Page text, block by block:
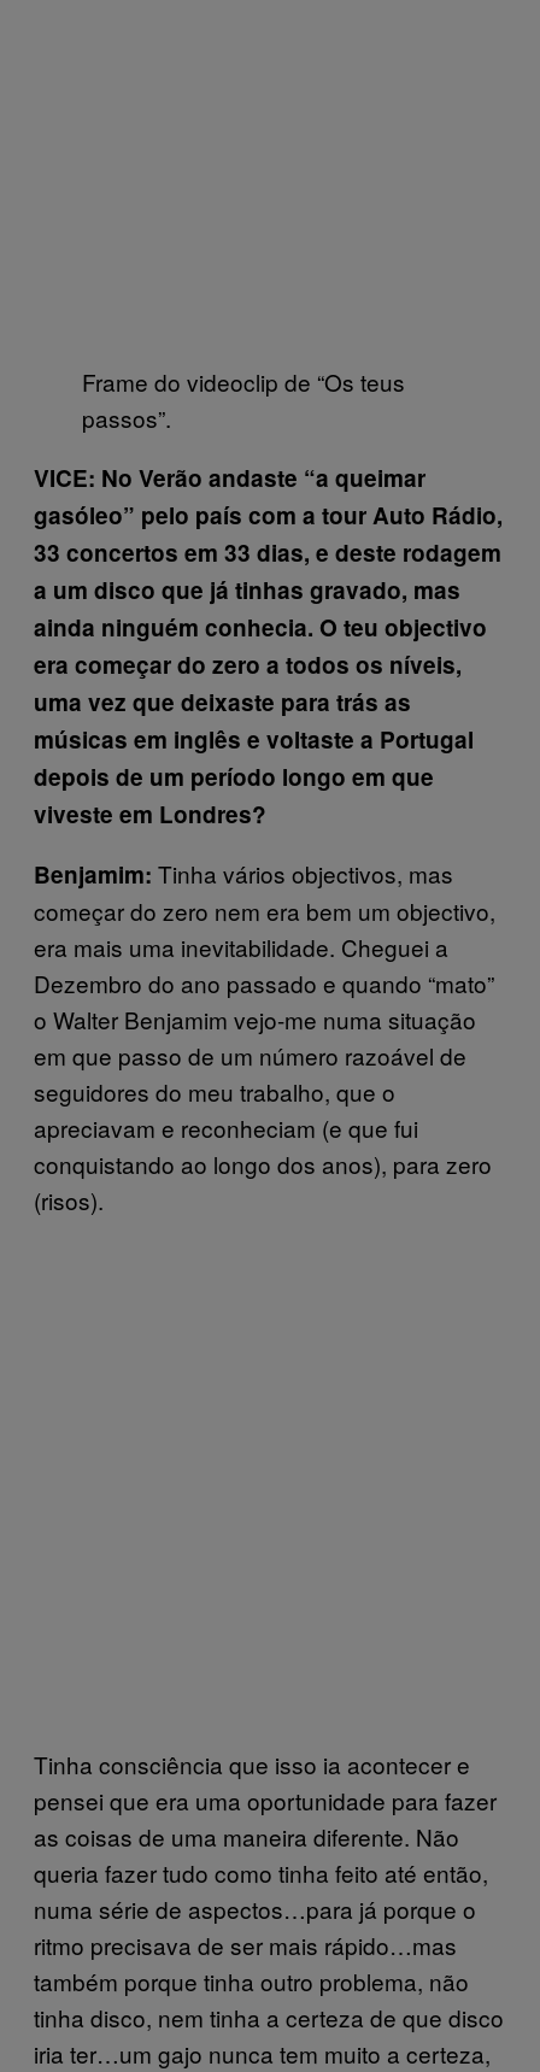
Frame do videoclip de “Os teus
passos”.
VICE: No Verão andaste “a queimar
gasóleo” pelo país com a tour Auto Rádio,
33 concertos em 33 dias, e deste rodagem
a um disco que já tinhas gravado, mas
ainda ninguém conhecia. O teu objectivo
era começar do zero a todos os níveis,
uma vez que deixaste para trás as
músicas em inglês e voltaste a Portugal
depois de um período longo em que
viveste em Londres?
Benjamim: Tinha vários objectivos, mas
começar do zero nem era bem um objectivo,
era mais uma inevitabilidade. Cheguei a
Dezembro do ano passado e quando “mato”
o Walter Benjamim vejo-me numa situação
em que passo de um número razoável de
seguidores do meu trabalho, que o
apreciavam e reconheciam (e que fui
conquistando ao longo dos anos), para zero
(risos).
Tinha consciência que isso ia acontecer e
pensei que era uma oportunidade para fazer
as coisas de uma maneira diferente. Não
queria fazer tudo como tinha feito até então,
numa série de aspectos…para já porque o
ritmo precisava de ser mais rápido…mas
também porque tinha outro problema, não
tinha disco, nem tinha a certeza de que disco
iria ter…um gajo nunca tem muito a certeza,